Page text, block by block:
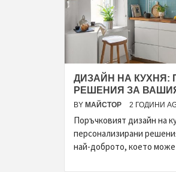
ДИЗАЙН НА КУХНЯ:
РЕШЕНИЯ ЗА
BY МАЙСТОР 2 ГОДИНИ
Поръчковият дизайн на
персонализирани
най-доброто, което